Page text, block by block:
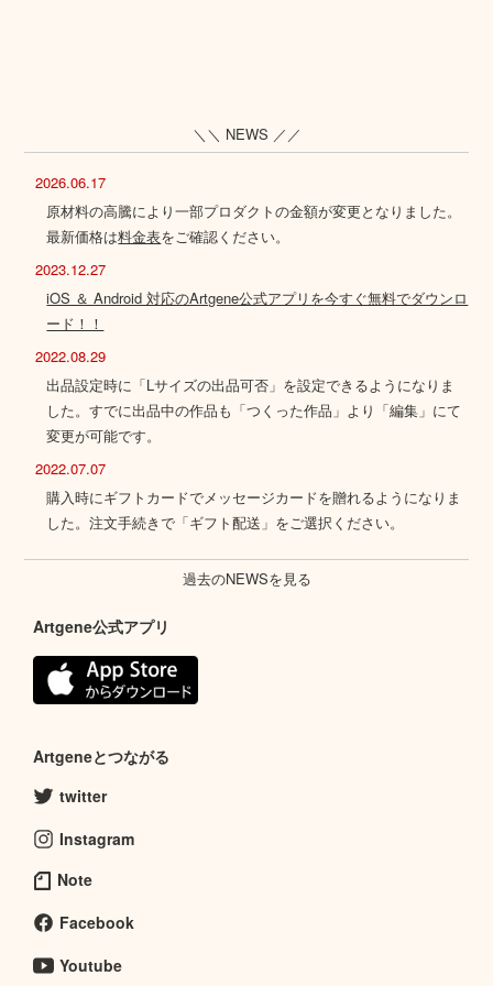
＼＼ NEWS ／／
2026.06.17
原材料の高騰により一部プロダクトの金額が変更となりました。
最新価格は料金表をご確認ください。
2023.12.27
iOS ＆ Android 対応のArtgene公式アプリを今すぐ無料でダウンロ
ード！！
2022.08.29
出品設定時に「Lサイズの出品可否」を設定できるようになりま
した。すでに出品中の作品も「つくった作品」より「編集」にて
変更が可能です。
2022.07.07
購入時にギフトカードでメッセージカードを贈れるようになりま
した。注文手続きで「ギフト配送」をご選択ください。
過去のNEWSを見る
Artgene公式アプリ
Artgeneとつながる
twitter
Instagram
Note
Facebook
Youtube